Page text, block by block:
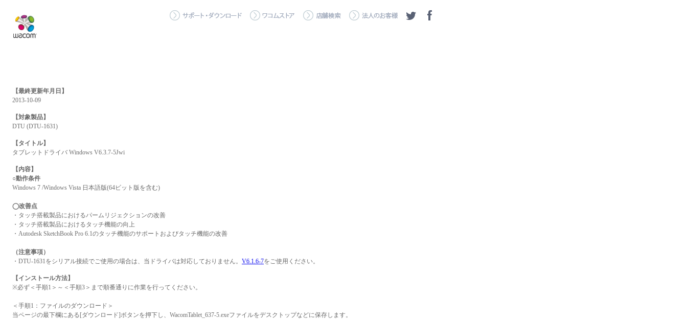
【最終更新年月日】
2013-10-09
【対象製品】
DTU (DTU-1631)
【タイトル】
タブレットドライバ Windows V6.3.7-5Jwi
【内容】
○動作条件
Windows 7 /Windows Vista 日本語版(64ビット版を含む)
◯改善点
・タッチ搭載製品におけるパームリジェクションの改善
・タッチ搭載製品におけるタッチ機能の向上
・Autodesk SketchBook Pro 6.1のタッチ機能のサポートおよびタッチ機能の改善
（注意事項）
・DTU-1631をシリアル接続でご使用の場合は、当ドライバは対応しておりません。 V6.1.6-7をご使用ください。
【インストール方法】
※必ず＜手順1＞～＜手順3＞まで順番通りに作業を行ってください。
＜手順1：ファイルのダウンロード＞
当ページの最下欄にある[ダウンロード]ボタンを押下し、WacomTablet_637-5.exeファイルをデスクトップなどに保存します。